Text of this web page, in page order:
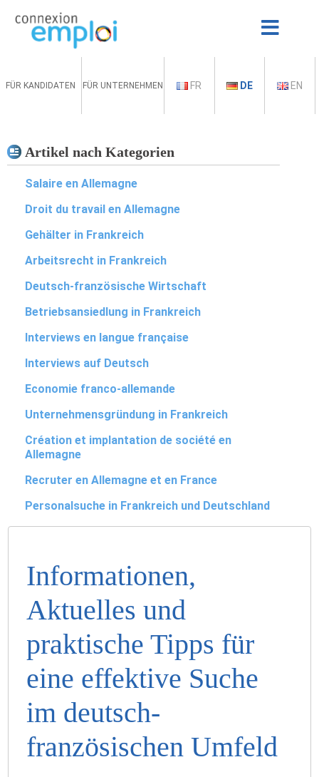
FÜR KANDIDATEN FÜR UNTERNEHMEN FR DE EN
Artikel nach Kategorien
Salaire en Allemagne
Droit du travail en Allemagne
Gehälter in Frankreich
Arbeitsrecht in Frankreich
Deutsch-französische Wirtschaft
Betriebsansiedlung in Frankreich
Interviews en langue française
Interviews auf Deutsch
Economie franco-allemande
Unternehmensgründung in Frankreich
Création et implantation de société en
Allemagne
Recruter en Allemagne et en France
Personalsuche in Frankreich und Deutschland
Informationen,
Aktuelles und
praktische Tipps für
eine effektive Suche
im deutsch-
französischen Umfeld